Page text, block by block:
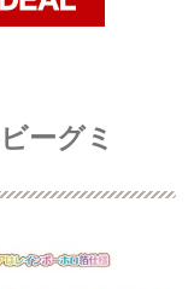
ーグミ